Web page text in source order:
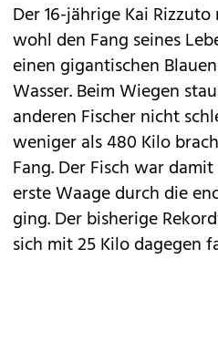
Der 16-jährige Kai
wohl den Fang seines
einen gigantischen
Wasser. Beim Wiegen
anderen Fischer nicht
weniger als 480 Kilo
Fang. Der Fisch war
erste Waage durch die
ging. Der bisherige
sich mit 25 Kilo dagegen